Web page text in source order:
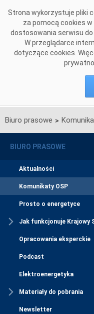
Strona wykorzystuje pliki
za pomocą cookies
dostosowania serwisu
W przeglądarce
dotyczące cookies.
Biuro prasowe >
BIURO PRASOWE
Aktualności
Komunikaty OSP
Prosto o energetyce
Jak funkcjonuje Krajowy
Opracowania eksperckie
Podcast
Elektroenergetyka
Materiały do pobrania
Newsletter